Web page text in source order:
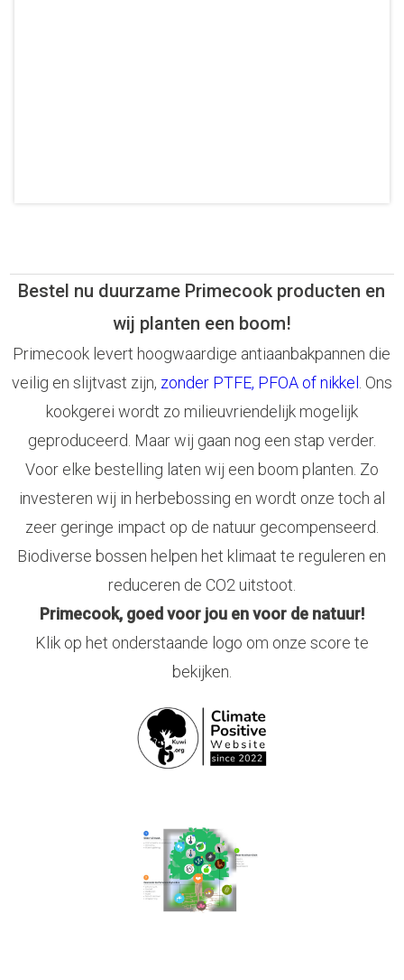
Bestel nu duurzame Primecook producten en
wij planten een boom!
Primecook levert hoogwaardige antiaanbakpannen die
veilig en slijtvast zijn, zonder PTFE, PFOA of nikkel
. Ons
kookgerei wordt zo milieuvriendelijk mogelijk
geproduceerd. Maar wij gaan nog een stap verder.
Voor elke bestelling laten wij een boom planten. Zo
investeren wij in herbebossing en wordt onze toch al
zeer geringe impact op de natuur gecompenseerd.
Biodiverse bossen helpen het klimaat te reguleren en
reduceren de CO2 uitstoot.
Primecook, goed voor jou en voor de natuur!
Klik op het onderstaande logo om onze score te
bekijken.